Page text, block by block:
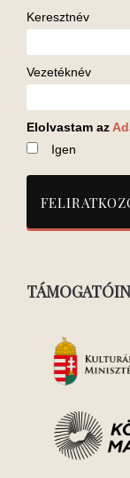
Keresztnév
Vezetéknév
Elolvastam az
Igen